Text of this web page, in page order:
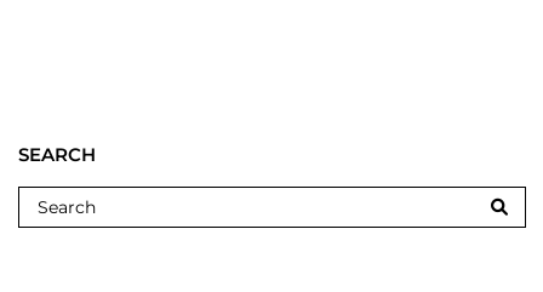
SEARCH